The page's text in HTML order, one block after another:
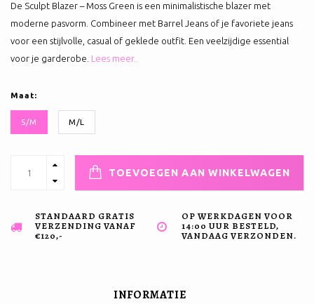
De Sculpt Blazer – Moss Green is een minimalistische blazer met
moderne pasvorm. Combineer met Barrel Jeans of je favoriete jeans
voor een stijlvolle, casual of geklede outfit. Een veelzijdige essential
voor je garderobe. Lees meer..
Maat:
S/M M/L
TOEVOEGEN AAN WINKELWAGEN
STANDAARD GRATIS
VERZENDING VANAF
€120,-
OP WERKDAGEN VOOR
14:00 UUR BESTELD,
VANDAAG VERZONDEN.
INFORMATIE